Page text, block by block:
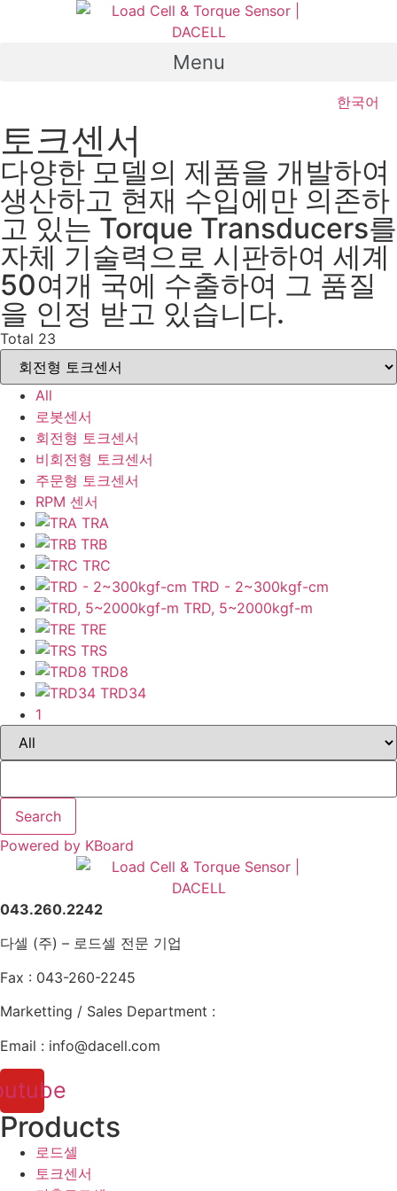
Menu
한국어
토크센서
다양한 모델의 제품을 개발하여
생산하고 현재 수입에만 의존하
고 있는 Torque Transducers를
자체 기술력으로 시판하여 세계
50여개 국에 수출하여 그 품질
을 인정 받고 있습니다.
Total 23
All
로봇센서
회전형 토크센서
비회전형 토크센서
주문형 토크센서
RPM 센서
TRA
TRB
TRC
TRD - 2~300kgf-cm
TRD, 5~2000kgf-m
TRE
TRS
TRD8
TRD34
1
Search
Powered by KBoard
043.260.2242
다셀 (주) – 로드셀 전문 기업
Fax : 043-260-2245
Marketting / Sales Department :
Email : info@dacell.com
Products
로드셀
토크센서